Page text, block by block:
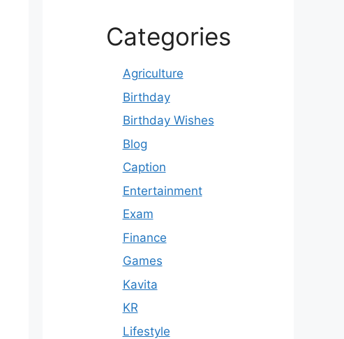
Categories
Agriculture
Birthday
Birthday Wishes
Blog
Caption
Entertainment
Exam
Finance
Games
Kavita
KR
Lifestyle